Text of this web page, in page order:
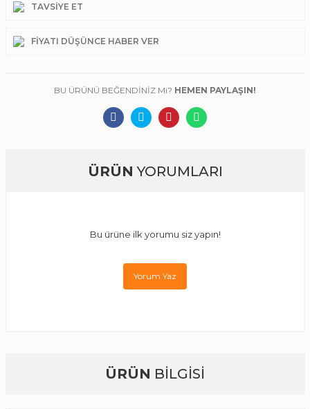
TAVSIYE ET
FIYATI DÜŞÜNCE HABER VER
BU ÜRÜNÜ BEĞENDİNİZ Mi? HEMEN PAYLAŞIN!
ÜRÜN YORUMLARI
Bu ürüne ilk yorumu siz yapın!
Yorum Yaz
ÜRÜN BİLGİSİ